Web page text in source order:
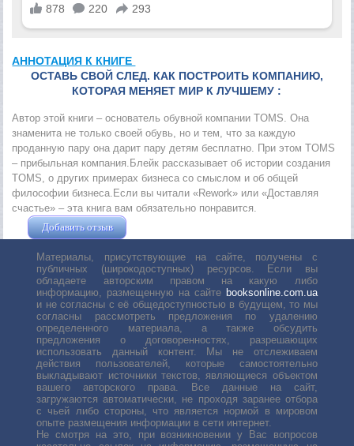
АННОТАЦИЯ К КНИГЕ
ОСТАВЬ СВОЙ СЛЕД. КАК ПОСТРОИТЬ КОМПАНИЮ,
КОТОРАЯ МЕНЯЕТ МИР К ЛУЧШЕМУ :
Автор этой книги – основатель обувной компании TOMS. Она
знаменита не только своей обувь, но и тем, что за каждую
проданную пару она дарит пару детям бесплатно. При этом TOMS
– прибыльная компания.Блейк рассказывает об истории создания
TOMS, о других примерах бизнеса со смыслом и об общей
философии бизнеса.Если вы читали «Rework» или «Доставляя
счастье» – эта книга вам обязательно понравится.
Добавить отзыв
Материалы, присутствующие на сайте, получены с
публичных (широкодоступных) ресурсов. Если вы
обладаете авторским правом на какую либо
информацию, размещенную на сайте booksonline.com.ua
и не согласны с её общедоступностью в будущем, то мы
согласны рассмотреть предложения по удалению
определенного материала, а также обсудить
предложения о договоренностях, разрешающих
использовать данный контент. Мы не отслеживаем
действия пользователей, которые самостоятельно
выкладывают источники текстов, являющиеся объектом
вашего авторского права. Все данные на сайт,
загружаются автоматически, не проходя заранее отбора
с чьей либо стороны, что является нормой в мировом
опыте размещения информации в сети интернет.
Не смотря на это, при возникновении у Вас вопросов